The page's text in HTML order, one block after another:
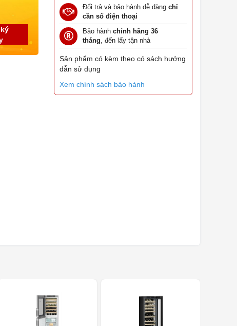
Đổi trả và bảo hành dễ dàng chỉ
cần số điện thoại
Bảo hành chính hãng 36
tháng, đến lấy tận nhà
Sản phẩm có kèm theo có sách hướng
dẫn sử dụng
Xem chính sách bảo hành